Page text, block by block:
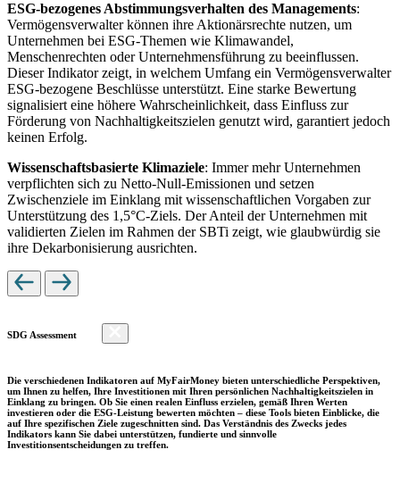
ESG-bezogenes Abstimmungsverhalten des Managements:
Vermögensverwalter können ihre Aktionärsrechte nutzen, um
Unternehmen bei ESG-Themen wie Klimawandel,
Menschenrechten oder Unternehmensführung zu beeinflussen.
Dieser Indikator zeigt, in welchem Umfang ein Vermögensverwalter
ESG-bezogene Beschlüsse unterstützt. Eine starke Bewertung
signalisiert eine höhere Wahrscheinlichkeit, dass Einfluss zur
Förderung von Nachhaltigkeitszielen genutzt wird, garantiert jedoch
keinen Erfolg.
Wissenschaftsbasierte Klimaziele: Immer mehr Unternehmen
verpflichten sich zu Netto-Null-Emissionen und setzen
Zwischenziele im Einklang mit wissenschaftlichen Vorgaben zur
Unterstützung des 1,5°C-Ziels. Der Anteil der Unternehmen mit
validierten Zielen im Rahmen der SBTi zeigt, wie glaubwürdig sie
ihre Dekarbonisierung ausrichten.
SDG Assessment
Die verschiedenen Indikatoren auf MyFairMoney bieten unterschiedliche Perspektiven,
um Ihnen zu helfen, Ihre Investitionen mit Ihren persönlichen Nachhaltigkeitszielen in
Einklang zu bringen. Ob Sie einen realen Einfluss erzielen, gemäß Ihren Werten
investieren oder die ESG-Leistung bewerten möchten – diese Tools bieten Einblicke, die
auf Ihre spezifischen Ziele zugeschnitten sind. Das Verständnis des Zwecks jedes
Indikators kann Sie dabei unterstützen, fundierte und sinnvolle
Investitionsentscheidungen zu treffen.